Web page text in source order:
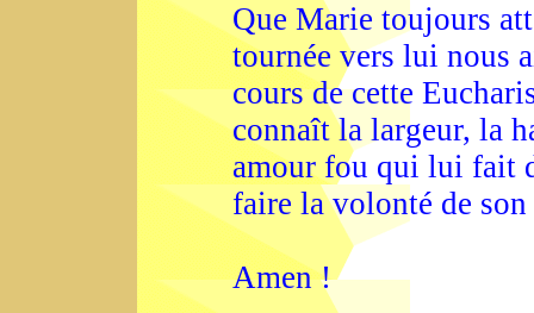
Que Marie toujours
tournée vers lui nous
cours de cette
connaît la largeur, la
amour fou qui lui fait
faire la volonté de son
Amen !